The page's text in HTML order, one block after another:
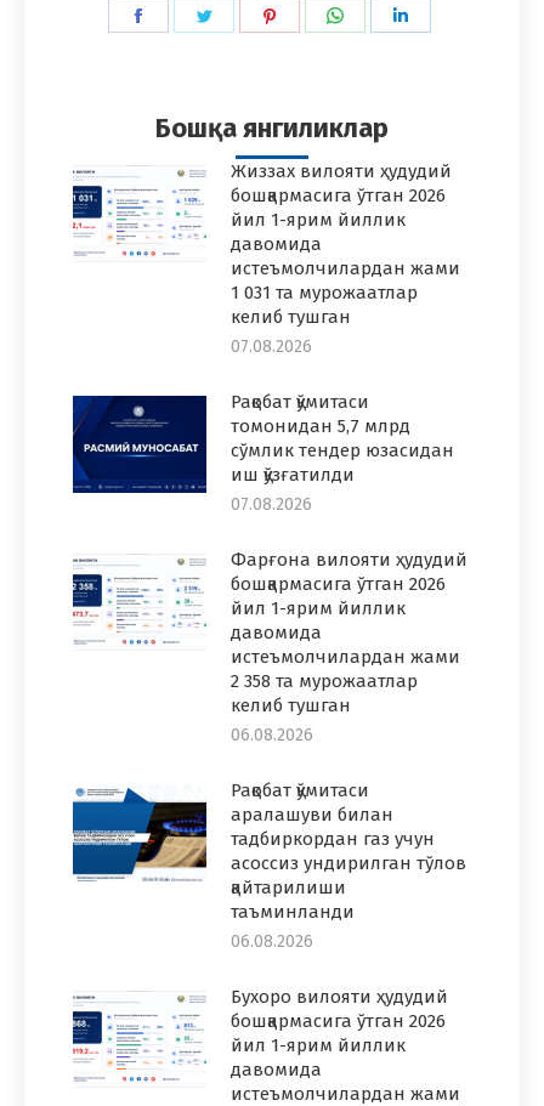
Share
Share
Share
Share
Бошқа янгиликлар
Жиззах вилояти ҳудудий
бошқармасига ўтган 2026
йил 1-ярим йиллик
давомида
истеъмолчилардан жами
1 031 та мурожаатлар
келиб тушган
07.08.2026
Рақобат қўмитаси
томонидан 5,7 млрд
сўмлик тендер юзасидан
иш қўзғатилди
07.08.2026
Фарғона вилояти ҳудудий
бошқармасига ўтган 2026
йил 1-ярим йиллик
давомида
истеъмолчилардан жами
2 358 та мурожаатлар
келиб тушган
06.08.2026
Рақобат қўмитаси
аралашуви билан
тадбиркордан газ учун
асоссиз ундирилган тўлов
қайтарилиши
таъминланди
06.08.2026
Бухоро вилояти ҳудудий
бошқармасига ўтган 2026
йил 1-ярим йиллик
давомида
истеъмолчилардан жами